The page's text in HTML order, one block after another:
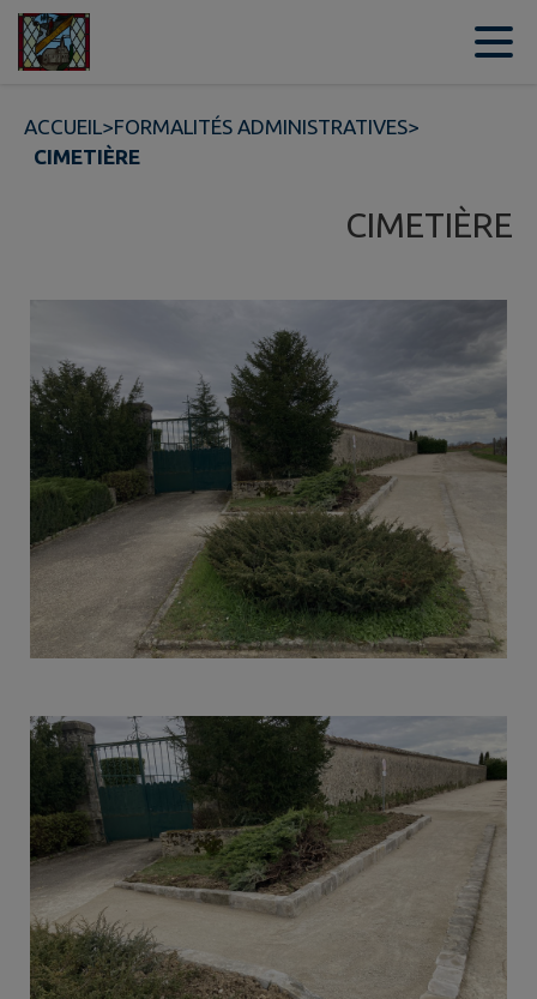
Contenu
ACCUEIL>FORMALITÉS ADMINISTRATIVES>
CIMETIÈRE
CIMETIÈRE